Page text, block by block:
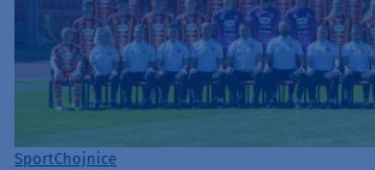
SportChojnice